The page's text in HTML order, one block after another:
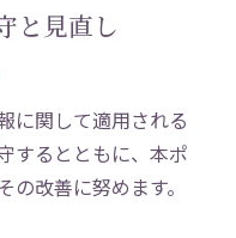
と見直し
に関して適用される
するとともに、本ポ
改善に努めます。